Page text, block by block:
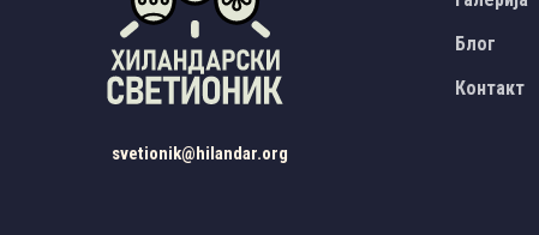
svetionik@hilandar.org
Блог
Контакт